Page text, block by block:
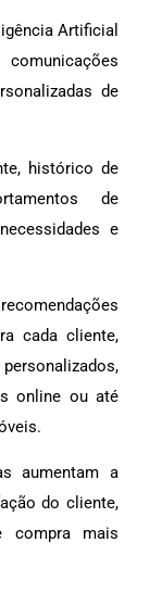
Artificial
de
histórico de
de
e
cada cliente,
online ou até
aumentam a
do cliente,
compra mais